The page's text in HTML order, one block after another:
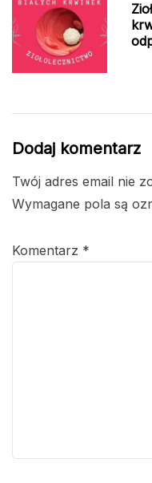
Dodaj komentarz
Twój adres email nie
Wymagane pola są
Komentarz *